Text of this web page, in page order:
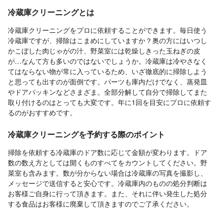
冷蔵庫クリーニングとは
冷蔵庫クリーニングをプロに依頼することができます。毎日使う
冷蔵庫ですが、掃除はこまめにしていますか？奥の方にはいつし
かこぼした肉じゃがの汁、野菜室には乾燥しきった玉ねぎの皮
が…なんて方も多いのではないでしょうか。冷蔵庫は冷やさなく
てはならない物が常に入っているため、いざ徹底的に掃除しよう
と思っても出すのが面倒です。パーツも庫内だけでなく、蒸発皿
やドアパッキンなどさまざま。全部分解して自分で掃除してまた
取り付けるのはとっても大変です。年に1回を目安にプロに依頼す
るのがおすすめです。
冷蔵庫クリーニングを予約する際のポイント
掃除を依頼する冷蔵庫のドア数に応じて金額が変わります。ドア
数の数え方としては開くものすべてをカウントしてください。野
菜室も含みます。数が分からない場合は冷蔵庫の写真を撮影し、
メッセージで送信すると安心です。冷蔵庫内のものの処分判断は
お客様ご自身に行って頂きます。また、それに伴い発生した処分
する食品はお客様に廃棄して頂きますのでご了承ください。